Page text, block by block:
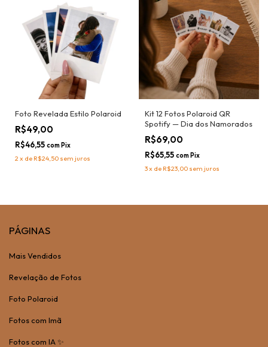
Foto Revelada Estilo Polaroid
R$49,00
R$46,55 com Pix
2 x de R$24,50 sem juros
Kit 12 Fotos Polaroid QR
Spotify — Dia dos Namorados
R$69,00
R$65,55 com Pix
3x de R$23,00 sem juros
PÁGINAS
Mais Vendidos
Revelação de Fotos
Foto Polaroid
Fotos com Imã
Fotos com IA ✨